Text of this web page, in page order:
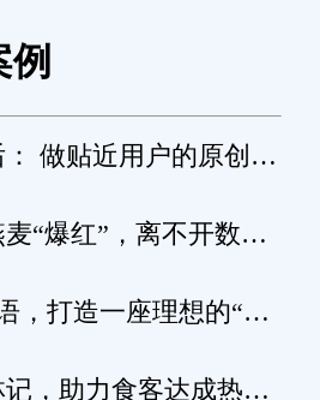
做贴近用户的原创小
“爆红”，离不开数字
，打造一座理想的“零
，助力食客达成热干